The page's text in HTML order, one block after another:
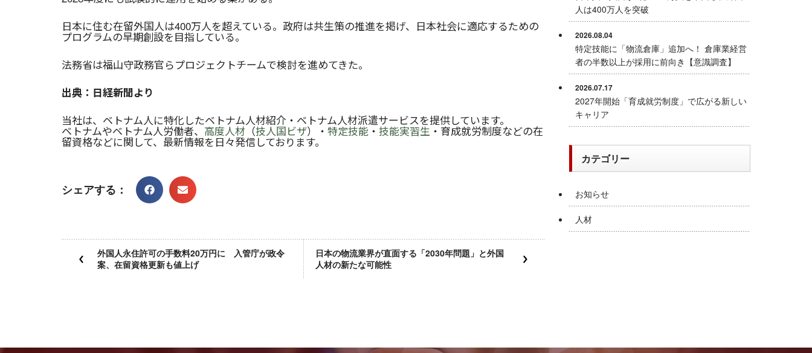
日本に住む在留外国人は400万人を超えている。政府は共生策の推進を掲げ、日本社会に適応するための
プログラムの早期創設を目指している。
法務省は福山守政務官らプロジェクトチームで検討を進めてきた。
出典：日経新聞より
当社は、ベトナム人に特化したベトナム人材紹介・ベトナム人材派遣サービスを提供しています。
ベトナムやベトナム人労働者、 高度人材 （技人国ビザ）・ 特定技能 ・ 技能実習生 ・育成就労制度などの在
留資格などに関して、最新情報を日々発信しております。
シェアする：
外国人永住許可の手数料20万円に 入管庁が政令
案、在留資格更新も値上げ
日本の物流業界が直面する「2030年問題」と外国
人材の新たな可能性
人は400万人を突破
2026.08.04
特定技能に「物流倉庫」追加へ！ 倉庫業経営
者の半数以上が採用に前向き【意識調査】
2026.07.17
2027年開始「育成就労制度」で広がる新しい
キャリア
カテゴリー
お知らせ
人材